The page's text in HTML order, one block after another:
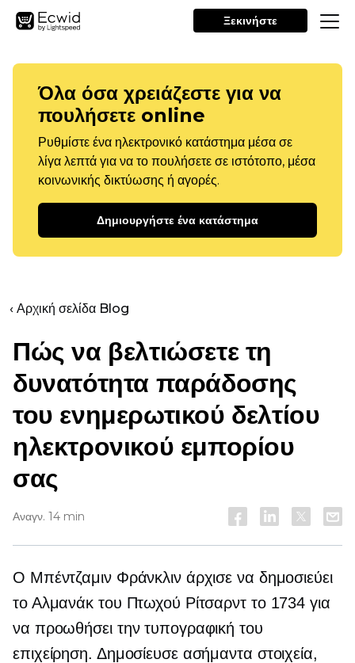
Ξεκινήστε
Όλα όσα χρειάζεστε για να
πουλήσετε online
Ρυθμίστε ένα ηλεκτρονικό κατάστημα μέσα σε
λίγα λεπτά για να το πουλήσετε σε ιστότοπο, μέσα
κοινωνικής δικτύωσης ή αγορές.
Δημιουργήστε ένα κατάστημα
‹ Αρχική σελίδα Blog
Πώς να βελτιώσετε τη
δυνατότητα παράδοσης
του ενημερωτικού δελτίου
ηλεκτρονικού εμπορίου
σας
Αναγν. 14 min
Ο Μπέντζαμιν Φράνκλιν άρχισε να δημοσιεύει
το Αλμανάκ του Πτωχού Ρίτσαρντ το 1734 για
να προωθήσει την τυπογραφική του
επιχείρηση. Δημοσίευσε ασήμαντα στοιχεία,